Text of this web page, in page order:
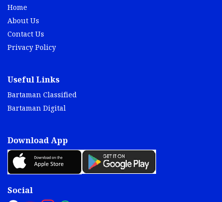
Home
About Us
Contact Us
Privacy Policy
Useful Links
Bartaman Classified
Bartaman Digital
Download App
Social